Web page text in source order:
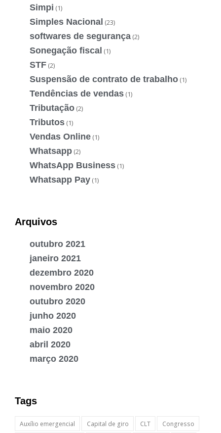
Simpi (1)
Simples Nacional (23)
softwares de segurança (2)
Sonegação fiscal (1)
STF (2)
Suspensão de contrato de trabalho (1)
Tendências de vendas (1)
Tributação (2)
Tributos (1)
Vendas Online (1)
Whatsapp (2)
WhatsApp Business (1)
Whatsapp Pay (1)
Arquivos
outubro 2021
janeiro 2021
dezembro 2020
novembro 2020
outubro 2020
junho 2020
maio 2020
abril 2020
março 2020
Tags
Auxílio emergencial Capital de giro CLT
Congresso